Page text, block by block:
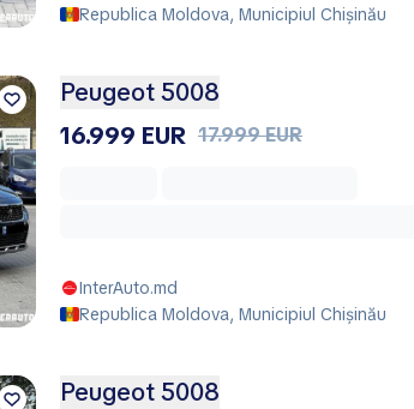
Republica Moldova, Municipiul Chișinău
Peugeot 5008
16.999 EUR 17.999 EUR
InterAuto.md
Republica Moldova, Municipiul Chișinău
Peugeot 5008